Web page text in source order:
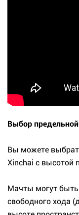
Выбор
Вы можете
Xinchai с высотой
Мачты могут
свободного хода